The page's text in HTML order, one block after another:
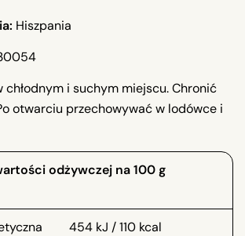
Hiszpania
chłodnym i suchym miejscu. Chronić
otwarciu przechowywać w lodówce i
odżywczej na 100 g
454 kJ / 110 kcal